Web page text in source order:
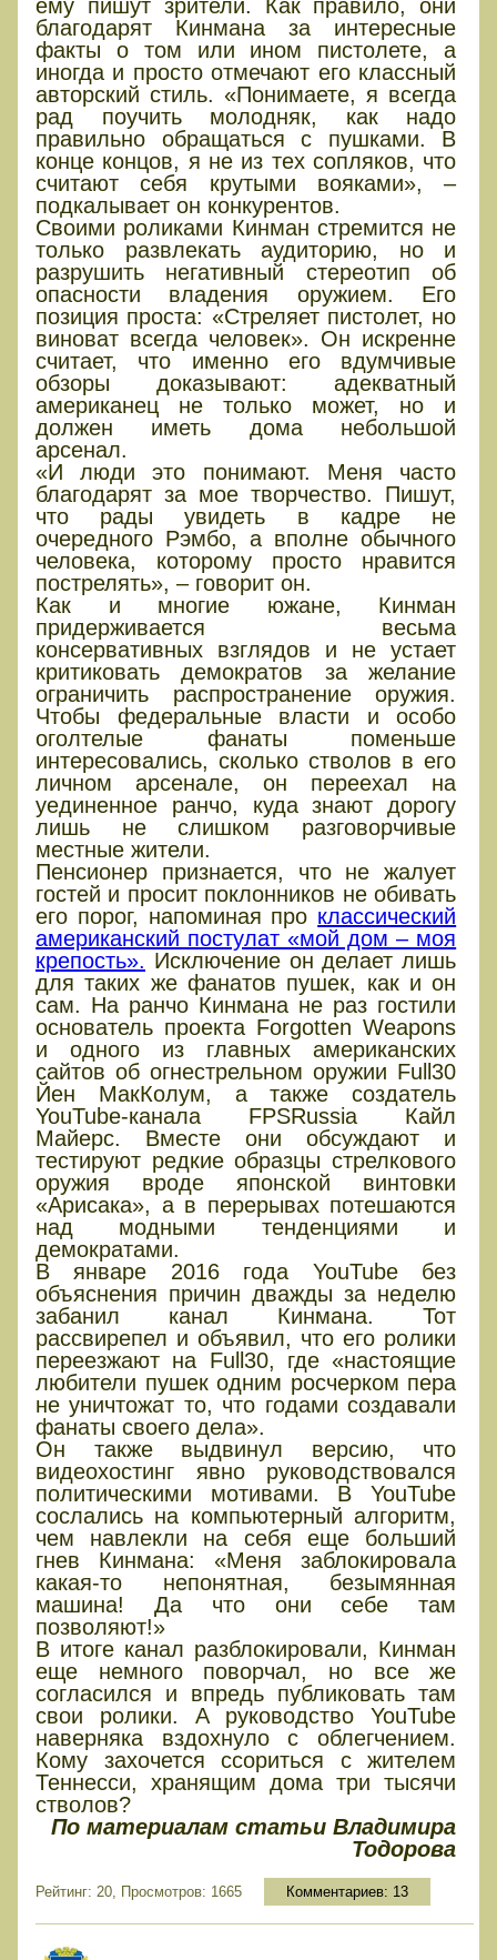
ему пишут зрители. Как правило, они
благодарят Кинмана за интересные
факты о том или ином пистолете, а
иногда и просто отмечают его классный
авторский стиль. «Понимаете, я всегда
рад поучить молодняк, как надо
правильно обращаться с пушками. В
конце концов, я не из тех сопляков, что
считают себя крутыми вояками», –
подкалывает он конкурентов.
Своими роликами Кинман стремится не
только развлекать аудиторию, но и
разрушить негативный стереотип об
опасности владения оружием. Его
позиция проста: «Стреляет пистолет, но
виноват всегда человек». Он искренне
считает, что именно его вдумчивые
обзоры доказывают: адекватный
американец не только может, но и
должен иметь дома небольшой
арсенал.
«И люди это понимают. Меня часто
благодарят за мое творчество. Пишут,
что рады увидеть в кадре не
очередного Рэмбо, а вполне обычного
человека, которому просто нравится
пострелять», – говорит он.
Как и многие южане, Кинман
придерживается весьма
консервативных взглядов и не устает
критиковать демократов за желание
ограничить распространение оружия.
Чтобы федеральные власти и особо
оголтелые фанаты поменьше
интересовались, сколько стволов в его
личном арсенале, он переехал на
уединенное ранчо, куда знают дорогу
лишь не слишком разговорчивые
местные жители.
Пенсионер признается, что не жалует
гостей и просит поклонников не обивать
его порог, напоминая про классический
американский постулат «мой дом – моя
крепость». Исключение он делает лишь
для таких же фанатов пушек, как и он
сам. На ранчо Кинмана не раз гостили
основатель проекта Forgotten Weapons
и одного из главных американских
сайтов об огнестрельном оружии Full30
Йен МакКолум, а также создатель
YouTube-канала FPSRussia Кайл
Майерс. Вместе они обсуждают и
тестируют редкие образцы стрелкового
оружия вроде японской винтовки
«Арисака», а в перерывах потешаются
над модными тенденциями и
демократами.
В январе 2016 года YouTube без
объяснения причин дважды за неделю
забанил канал Кинмана. Тот
рассвирепел и объявил, что его ролики
переезжают на Full30, где «настоящие
любители пушек одним росчерком пера
не уничтожат то, что годами создавали
фанаты своего дела».
Он также выдвинул версию, что
видеохостинг явно руководствовался
политическими мотивами. В YouTube
сослались на компьютерный алгоритм,
чем навлекли на себя еще больший
гнев Кинмана: «Меня заблокировала
какая-то непонятная, безымянная
машина! Да что они себе там
позволяют!»
В итоге канал разблокировали, Кинман
еще немного поворчал, но все же
согласился и впредь публиковать там
свои ролики. А руководство YouTube
наверняка вздохнуло с облегчением.
Кому захочется ссориться с жителем
Теннесси, хранящим дома три тысячи
стволов?
По материалам статьи Владимира
Тодорова
Рейтинг: 20, Просмотров: 1665 Комментариев: 13